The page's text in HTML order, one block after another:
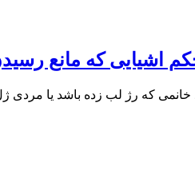
اشیایی که مانع
که رژ لب زده باشد یا مردی